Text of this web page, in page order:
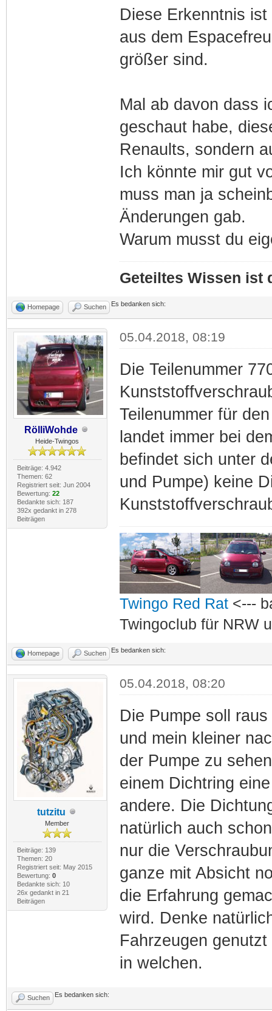
Diese Erkenntnis
aus dem
größer sind.
Mal ab davon dass
geschaut habe,
Renaults, sondern
Ich könnte mir gut
muss man ja
Änderungen gab.
Warum musst du
Geteiltes Wissen ist
Homepage Suchen Es bedanken sich:
RölliWohde
Heide-Twingos
Beiträge: 4.942
Themen: 62
Registriert seit: Jun 2004
Bewertung: 22
Bedankte sich: 187
392x gedankt in 278
Beiträgen
05.04.2018, 08:19
Die Teilenummer
Teilenummer für
landet immer bei
befindet sich unter
und Pumpe) keine
Twingo Red Rat<---
Twingoclub für NRW
Homepage Suchen Es bedanken sich:
tutzitu
Member
Beiträge: 139
Themen: 20
Registriert seit: May 2015
Bewertung: 0
Bedankte sich: 10
26x gedankt in 21
Beiträgen
05.04.2018, 08:20
Die Pumpe soll
und mein kleiner
der Pumpe zu
einem Dichtring
andere. Die
natürlich auch
nur die
ganze mit Absicht
die Erfahrung
wird. Denke
Fahrzeugen
in welchen.
Suchen Es bedanken sich: